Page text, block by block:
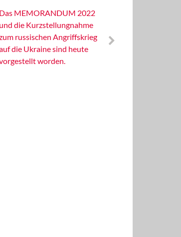
Das MEMORANDUM 2022
und die Kurzstellungnahme
russischen Angriffskrieg
die Ukraine sind heute
worden.